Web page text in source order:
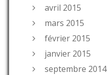
avril 2015
mars 2015
février 2015
janvier 2015
septembre 2014